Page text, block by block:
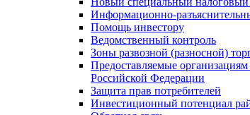
Информационно-
Помощь инвестору
Ведомственный контроль
Зоны развозной (разносной)
Предоставляемые
Российской Федерации
Защита прав потребителей
Инвестиционный потенциал